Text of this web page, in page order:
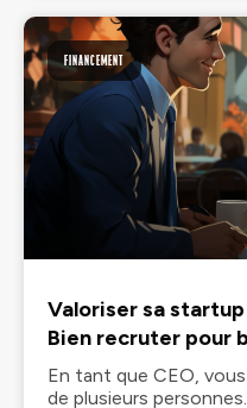
FINANCEMENT
Valoriser sa
Bien recruter pour
En tant que CEO,
de plusieurs